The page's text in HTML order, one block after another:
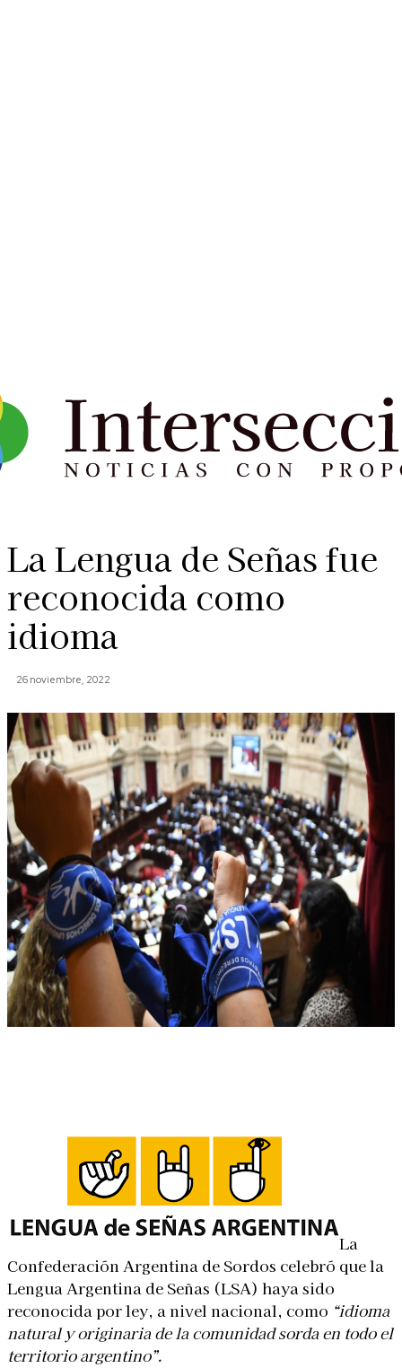
La Lengua de Señas fue
reconocida como
idioma
26 noviembre, 2022
La
Confederación Argentina de Sordos celebró que la
Lengua Argentina de Señas (LSA) haya sido
reconocida por ley, a nivel nacional, como “idioma
natural y originaria de la comunidad sorda en todo el
territorio argentino”.